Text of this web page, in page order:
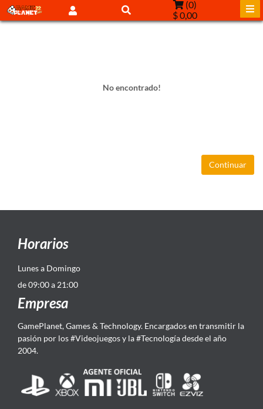
(0)
$ 0,00
No encontrado!
Continuar
Horarios
Lunes a Domingo
de 09:00 a 21:00
Empresa
GamePlanet, Games & Technology. Encargados en transmitir la
pasión por los #Videojuegos y la #Tecnología desde el año
2004.